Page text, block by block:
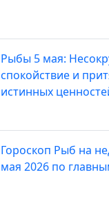
Рыбы 5 мая:
спокойствие и
истинных
Гороскоп Рыб на
мая 2026 по